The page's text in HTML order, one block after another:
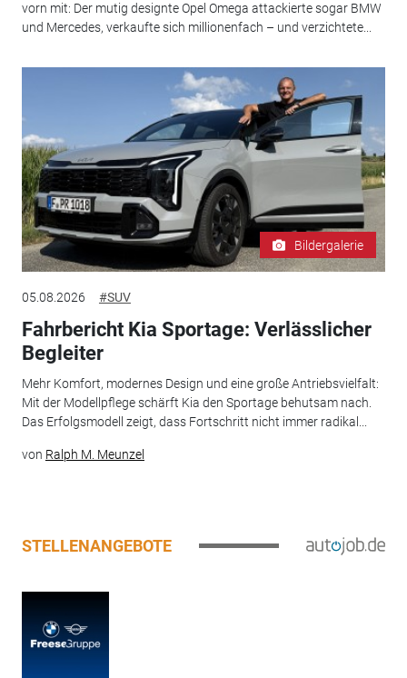
vorn mit: Der mutig designte Opel Omega attackierte sogar BMW
und Mercedes, verkaufte sich millionenfach – und verzichtete...
Bildergalerie
05.08.2026 #SUV
Fahrbericht Kia Sportage: Verlässlicher
Begleiter
Mehr Komfort, modernes Design und eine große Antriebsvielfalt:
Mit der Modellpflege schärft Kia den Sportage behutsam nach.
Das Erfolgsmodell zeigt, dass Fortschritt nicht immer radikal...
von Ralph M. Meunzel
STELLENANGEBOTE